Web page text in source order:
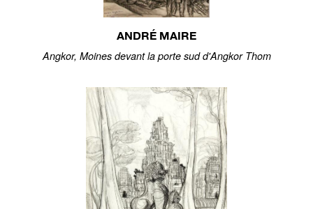
ANDRÉ MAIRE
Angkor, Moines devant la porte sud d'Angkor Thom